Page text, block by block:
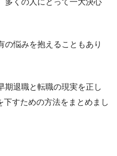
多くの人にとって一大決心
の悩みを抱えることもあり
期退職と転職の現実を正し
下すための方法をまとめまし